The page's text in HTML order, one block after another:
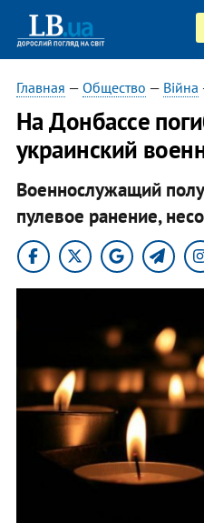
Главная — Общество — Війна
На Донбассе
украинский
Военнослужащий
пулевое ранение,